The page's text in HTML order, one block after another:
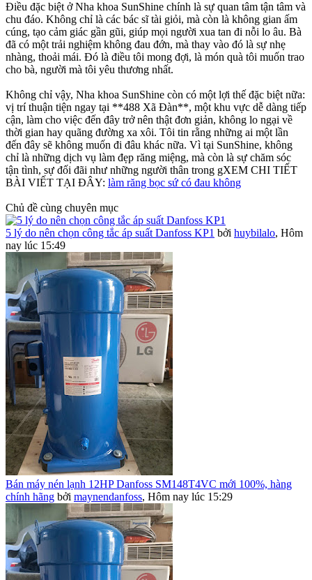
Điều đặc biệt ở Nha khoa SunShine chính là sự quan tâm tận tâm và
chu đáo. Không chỉ là các bác sĩ tài giỏi, mà còn là không gian ấm
cúng, tạo cảm giác gần gũi, giúp mọi người xua tan đi nỗi lo âu. Bà
đã có một trải nghiệm không đau đớn, mà thay vào đó là sự nhẹ
nhàng, thoải mái. Đó là điều tôi mong đợi, là món quà tôi muốn trao
cho bà, người mà tôi yêu thương nhất.
Không chỉ vậy, Nha khoa SunShine còn có một lợi thế đặc biệt nữa:
vị trí thuận tiện ngay tại **488 Xã Đàn**, một khu vực dễ dàng tiếp
cận, làm cho việc đến đây trở nên thật đơn giản, không lo ngại về
thời gian hay quãng đường xa xôi. Tôi tin rằng những ai một lần
đến đây sẽ không muốn đi đâu khác nữa. Vì tại SunShine, không
chỉ là những dịch vụ làm đẹp răng miệng, mà còn là sự chăm sóc
tận tình, sự đối đãi như những người thân trong gXEM CHI TIẾT
BÀI VIẾT TẠI ĐÂY: làm răng bọc sứ có đau không
Chủ đề cùng chuyên mục
5 lý do nên chọn công tắc áp suất Danfoss KP1 bởi huybilalo, Hôm
nay lúc 15:49
Bán máy nén lạnh 12HP Danfoss SM148T4VC mới 100%, hàng
chính hãng bởi maynendanfoss, Hôm nay lúc 15:29